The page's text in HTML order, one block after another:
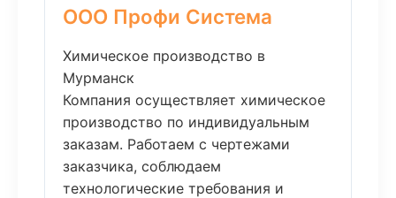
ООО Профи Система
Химическое производство в
Мурманск
Компания осуществляет химическое
производство по индивидуальным
заказам. Работаем с чертежами
заказчика, соблюдаем
технологические требования и